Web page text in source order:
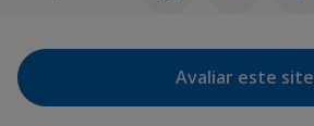
Avaliar este site